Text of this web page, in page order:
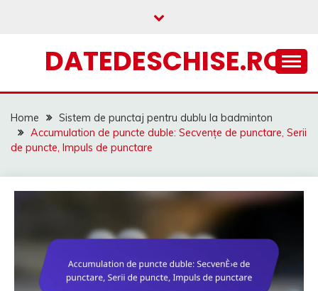
DATEDESCHISE.RO
Home
Sistem de punctaj pentru dublu la badminton
Accumulation de puncte duble: Secvențe de punctare, Serii
de puncte, Impuls de punctare